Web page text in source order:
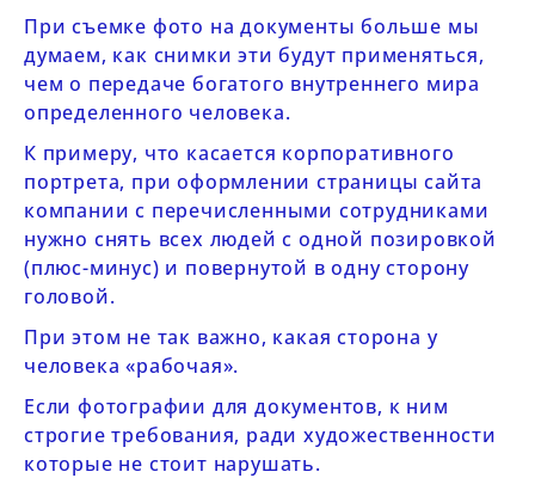
При съемке фото на документы больше мы
думаем, как снимки эти будут применяться,
чем о передаче богатого внутреннего мира
определенного человека.
К примеру, что касается корпоративного
портрета, при оформлении страницы сайта
компании с перечисленными сотрудниками
нужно снять всех людей с одной позировкой
(плюс-минус) и повернутой в одну сторону
головой.
При этом не так важно, какая сторона у
человека «рабочая».
Если фотографии для документов, к ним
строгие требования, ради художественности
которые не стоит нарушать.